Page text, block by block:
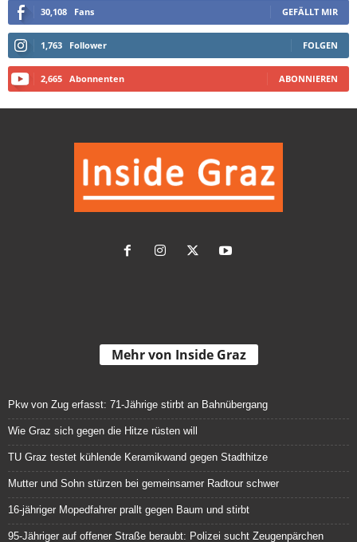
30,108 Fans GEFÄLLT MIR
1,763 Follower FOLGEN
2,665 Abonnenten ABONNIEREN
Mehr von Inside Graz
Pkw von Zug erfasst: 71-Jährige stirbt an Bahnübergang
Wie Graz sich gegen die Hitze rüsten will
TU Graz testet kühlende Keramikwand gegen Stadthitze
Mutter und Sohn stürzen bei gemeinsamer Radtour schwer
16-jähriger Mopedfahrer prallt gegen Baum und stirbt
95-Jähriger auf offener Straße beraubt: Polizei sucht Zeugenpärchen